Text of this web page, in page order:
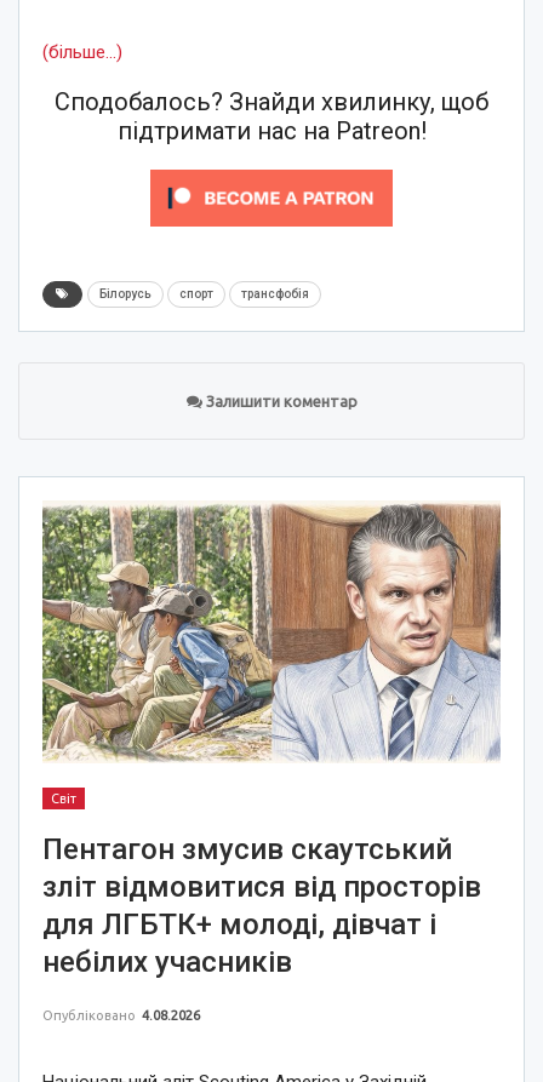
(більше…)
Сподобалось? Знайди хвилинку, щоб
підтримати нас на Patreon!
Білорусь спорт трансфобія
Залишити коментар
Світ
Пентагон змусив скаутський
зліт відмовитися від просторів
для ЛГБТК+ молоді, дівчат і
небілих учасників
Опубліковано 4.08.2026